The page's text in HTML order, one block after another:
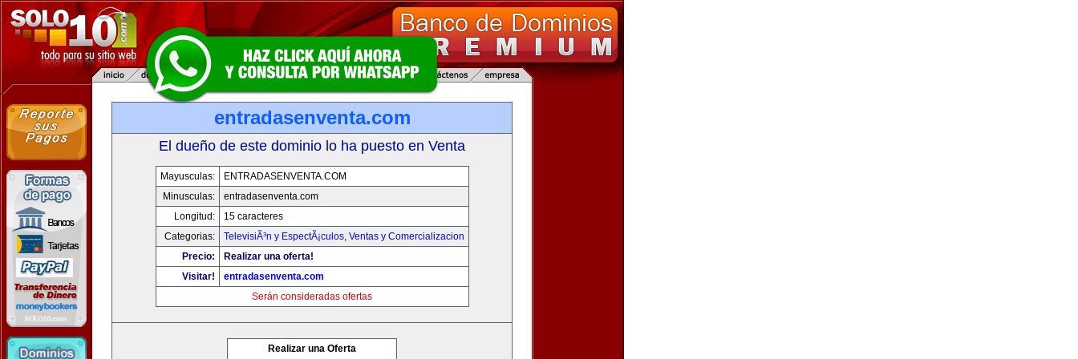
entradasenventa.com
El dueño de este dominio lo ha puesto en Venta
Mayusculas:
ENTRADASENVENTA.COM
Minusculas:
entradasenventa.com
Longitud:
15 caracteres
Categorias:
TelevisiÃ³n y EspectÃ¡culos, Ventas y Comercializacion
Precio:
Realizar una oferta!
Visitar!
entradasenventa.com
Serán consideradas ofertas
Realizar una Oferta